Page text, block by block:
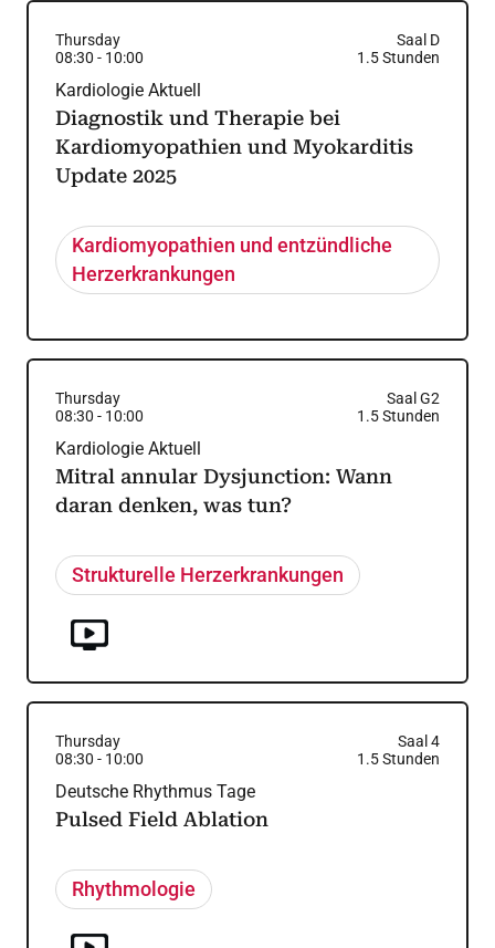
Thursday
Saal D
08:30 - 10:00 1.5Stunden
Kardiologie Aktuell
Diagnostik und Therapie bei
Kardiomyopathien und Myokarditis
Update 2025
Kardiomyopathien und entzündliche
Herzerkrankungen
Thursday
Saal G2
08:30 - 10:00 1.5Stunden
Kardiologie Aktuell
Mitral annular Dysjunction: Wann
daran denken, was tun?
Strukturelle Herzerkrankungen
Thursday
Saal 4
08:30 - 10:00 1.5Stunden
Deutsche Rhythmus Tage
Pulsed Field Ablation
Rhythmologie